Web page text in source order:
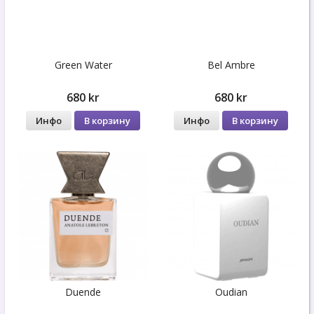
Green Water
680 kr
Инфо В корзину
Bel Ambre
680 kr
Инфо В корзину
Duende Oudian